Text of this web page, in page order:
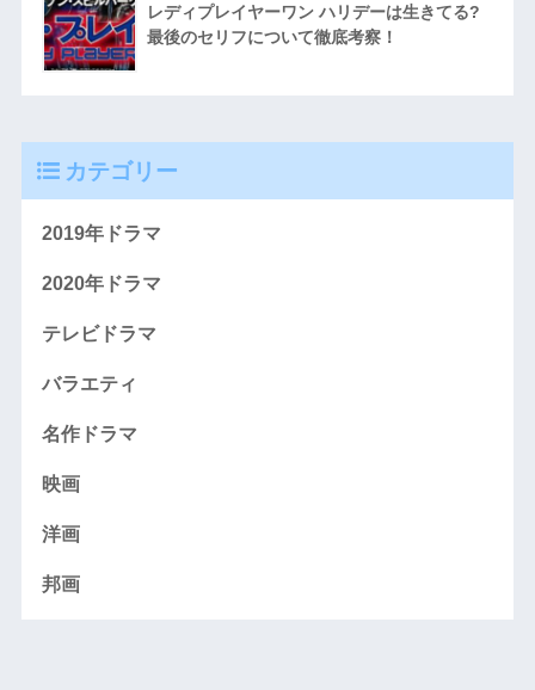
レディプレイヤーワン ハリデーは生きてる?
最後のセリフについて徹底考察！
カテゴリー
2019年ドラマ
2020年ドラマ
テレビドラマ
バラエティ
名作ドラマ
映画
洋画
邦画